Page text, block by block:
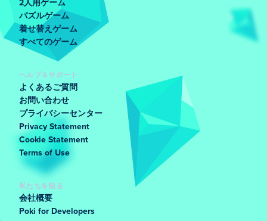
2人用ゲーム
パズルゲーム
着せ替えゲーム
すべてのゲーム
ヘルプ＆サポート
よくあるご質問
お問い合わせ
プライバシーセンター
Privacy Statement
Cookie Statement
Terms of Use
私たちを知る
会社概要
Poki for Developers